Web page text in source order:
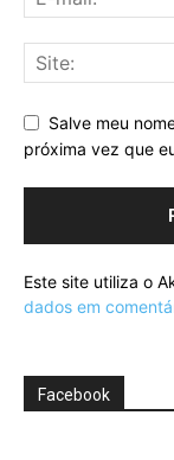
Salve meu
próxima vez que
Este site utiliza o
dados em
Facebook